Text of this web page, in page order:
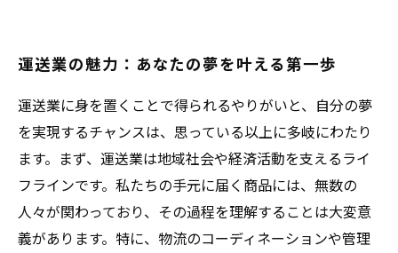
ジョン
運送業の魅力：あなたの夢を叶える第一歩
運送業に身を置くことで得られるやりがいと、自分の夢
を実現するチャンスは、思っている以上に多岐にわたり
ます。まず、運送業は地域社会や経済活動を支えるライ
フラインです。私たちの手元に届く商品には、無数の
人々が関わっており、その過程を理解することは大変意
義があります。特に、物流のコーディネーションや管理